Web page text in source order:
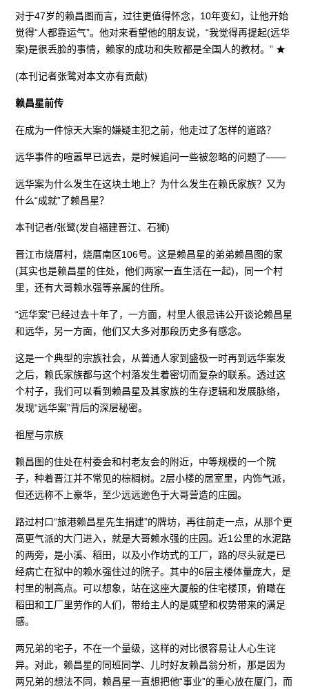
对于47岁的赖昌图而言，过往更值得怀念，10年变幻，让他开始
觉得“人都靠运气”。他对来看望他的朋友说，“我觉得再提起(远华
案)是很丢脸的事情，赖家的成功和失败都是全国人的教材。” ★
(本刊记者张鹭对本文亦有贡献)
赖昌星前传
在成为一件惊天大案的嫌疑主犯之前，他走过了怎样的道路？
远华事件的喧嚣早已远去，是时候追问一些被忽略的问题了——
远华案为什么发生在这块土地上？为什么发生在赖氏家族？又为
什么“成就”了赖昌星？
本刊记者/张鹭(发自福建晋江、石狮)
晋江市烧厝村，烧厝南区106号。这是赖昌星的弟弟赖昌图的家
(其实也是赖昌星的住处，他们两家一直生活在一起)，同一个村
里，还有大哥赖水强等亲属的住所。
“远华案”已经过去十年了，一方面，村里人很忌讳公开谈论赖昌星
和远华，另一方面，他们又大多对那段历史多有感念。
这是一个典型的宗族社会，从普通人家到盛极一时再到远华案发
之后，赖氏家族都与这个村落发生着密切而复杂的联系。透过这
个村子，我们可以看到赖昌星及其家族的生存逻辑和发展脉络，
发现“远华案”背后的深层秘密。
祖屋与宗族
赖昌图的住处在村委会和村老友会的附近，中等规模的一个院
子，种着晋江并不常见的棕榈树。2层小楼的居室里，内饰气派，
但还远称不上豪华，至少远远逊色于大哥营造的庄园。
路过村口“旅港赖昌星先生捐建”的牌坊，再往前走一点，从那个更
高更气派的大门进入，就是大哥赖水强的庄园。近1公里的水泥路
的两旁，是小溪、稻田，以及小作坊式的工厂，路的尽头就是已
经病亡在狱中的赖水强住过的院子。其中的6层主楼体量庞大，是
村里的制高点。可以想象，站在这座大厦般的住宅楼顶，俯瞰在
稻田和工厂里劳作的人们，带给主人的是威望和权势带来的满足
感。
两兄弟的宅子，不在一个量级，这样的对比很容易让人心生诧
异。对此，赖昌星的同班同学、儿时好友赖昌翁分析，那是因为
两兄弟的想法不同，赖昌星一直想把他“事业”的重心放在厦门，而